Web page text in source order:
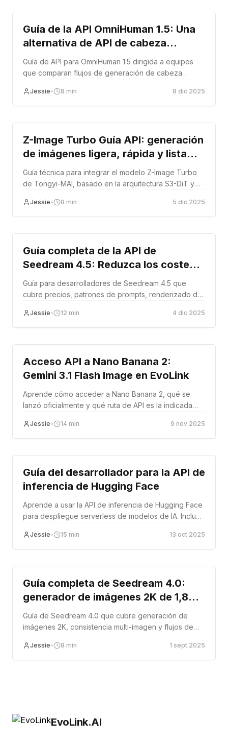
Guía de la API OmniHuman 1.5: Una
alternativa de API de cabeza
parlante rentable y de alta fidelidad
a HeyGen
Guía de API para OmniHuman 1.5 dirigida a equipos
que comparan flujos de generación de cabeza
Jessie• 8 min 8 dic 2025
Tutorial
Z-Image Turbo Guía API: generación
de imágenes ligera, rápida y lista
para producción
Guía técnica para integrar el modelo Z-Image Turbo
de Tongyi-MAI, basado en la arquitectura S3-DiT y
texto bilingüe y calidad visual de producción.
Jessie• 8 min 5 dic 2025
Tutorial
Guía completa de la API de
Seedream 4.5: Reduzca los costes
de generación de imágenes y escale
la producción
Guía para desarrolladores de Seedream 4.5 que
cubre precios, patrones de prompts, renderizado de
Jessie• 12 min 4 dic 2025
Tutorial
Acceso API a Nano Banana 2:
Gemini 3.1 Flash Image en EvoLink
Aprende cómo acceder a Nano Banana 2, qué se
lanzó oficialmente y qué ruta de API es la indicada
Jessie• 14 min 9 nov 2025
Tutorial
Guía del desarrollador para la API de
inferencia de Hugging Face
Aprende a usar la API de inferencia de Hugging Face
para despliegue serverless de modelos de IA. Incluye
costos y mejores prácticas de producción.
Jessie• 15 min 13 oct 2025
Tutorial
Guía completa de Seedream 4.0:
generador de imágenes 2K de 1,8
segundos de ByteDance [2025]
Guía de Seedream 4.0 que cubre generación de
imágenes 2K, consistencia multi-imagen y flujos de
Jessie• 8 min 1 sept 2025
EvoLink.AI